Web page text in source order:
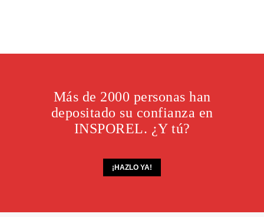
Más de 2000 personas han
depositado su confianza en
INSPOREL. ¿Y tú?
¡HAZLO YA!